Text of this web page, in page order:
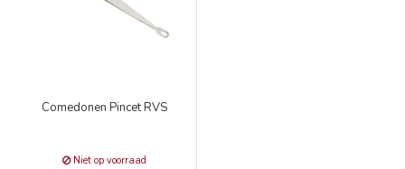
Comedonen Pincet RVS
Niet op voorraad